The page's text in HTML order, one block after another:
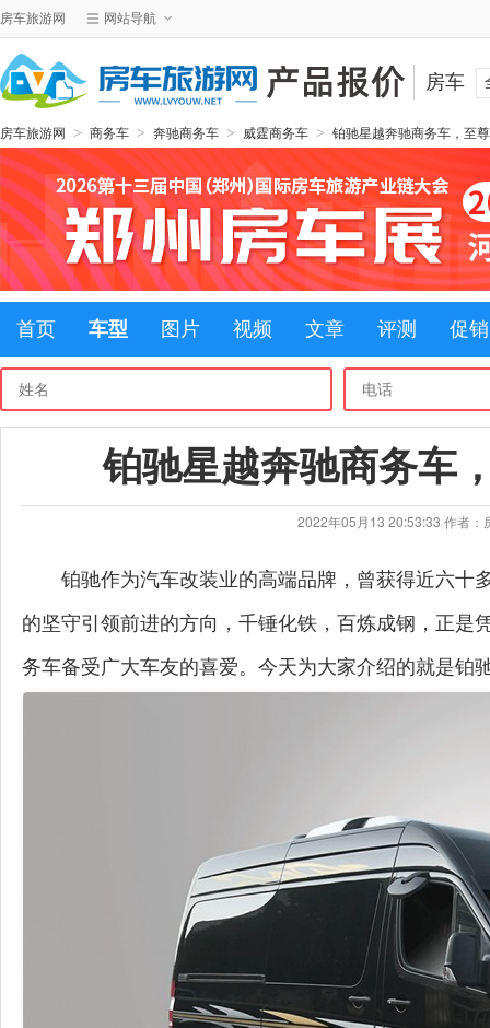
房车旅游网 网站导航
房车
房车旅游网 > 商务车 > 奔驰商务车 > 威霆商务车 > 铂驰星越奔驰商务车，至
首页 车型 图片 视频 文章 评测 促销
铂驰星越奔驰商务车
2022年05月13 20:53:33 作者：
铂驰作为汽车改装业的高端品牌，曾获得近六十
的坚守引领前进的方向，千锤化铁，百炼成钢，正
务车备受广大车友的喜爱。今天为大家介绍的就是